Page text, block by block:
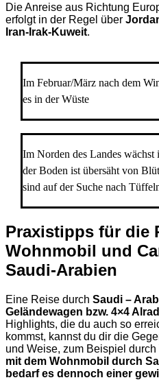
Die Anreise aus Richtung
erfolgt in der Regel über
Iran-Irak-Kuweit.
Im Februar/März nach dem
es in der Wüste
Im Norden des Landes wächst
der Boden ist übersäht von
sind auf der Suche nach
Praxistipps für die
Wohnmobil und
Saudi-Arabien
Eine Reise durch Saudi –
Geländewagen bzw. 4×4
Highlights, die du auch so
kommst, kannst du dir die
und Weise, zum Beispiel
mit dem Wohnmobil durch
bedarf es dennoch einer